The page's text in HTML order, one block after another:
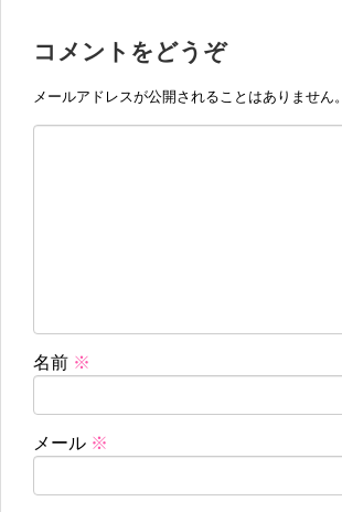
コメントをどうぞ
メールアドレスが公開されることはありません。
名前 ※
メール ※